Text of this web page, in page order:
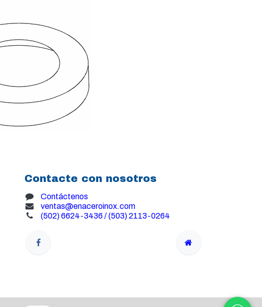
Contacte con nosotros
Contáctenos
ventas@enaceroinox.com
(502) 6624-3436 / (503) 2113-0264